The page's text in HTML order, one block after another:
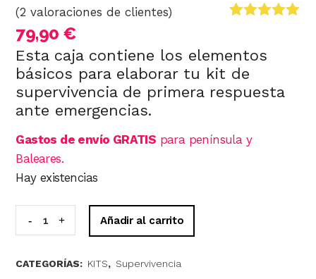
5 en base a
valoraciones
de clientes
(2 valoraciones de clientes)
79,90 €
Esta caja contiene los elementos
básicos para elaborar tu kit de
supervivencia de primera respuesta
ante emergencias.
Gastos de envío GRATIS para península y
Baleares.
Hay existencias
KIT
quantity
Añadir al carrito
CATEGORÍAS: KITS, Supervivencia